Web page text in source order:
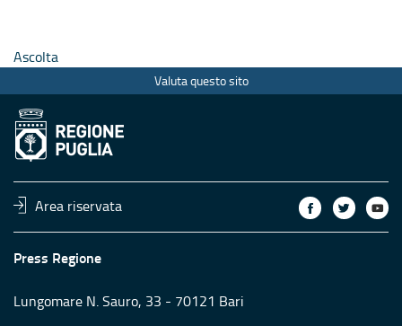
Ascolta
Valuta questo sito
Area riservata
Press Regione
Lungomare N. Sauro, 33 - 70121 Bari